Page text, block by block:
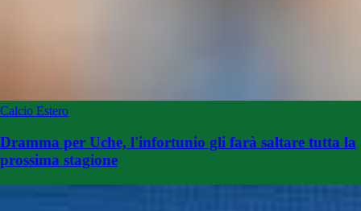
Calcio Estero
Dramma per Uche, l'infortunio gli farà saltare tutta la
prossima stagione